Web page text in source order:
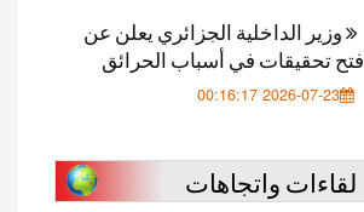
وزير الداخلية الجزائري يعلن عن
فتح تحقيقات في أسباب الحرائق
2026-07-23 00:16:17
لقاءات واتجاهات